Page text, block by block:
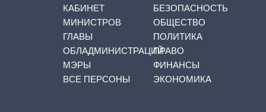
КАБИНЕТ
МИНИСТРОВ
ГЛАВЫ
ОБЛАДМИНИСТРАЦИЙ
МЭРЫ
ВСЕ ПЕРСОНЫ
БЕЗОПАСНОСТЬ
ОБЩЕСТВО
ПОЛИТИКА
ПРАВО
ФИНАНСЫ
ЭКОНОМИКА